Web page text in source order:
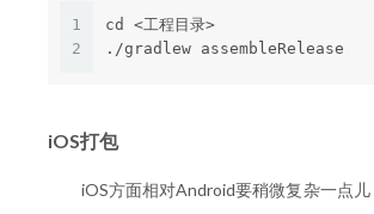
1
2
cd <工程目录>
./gradlew assembleRelease
iOS打包
iOS方面相对Android要稍微复杂一点儿